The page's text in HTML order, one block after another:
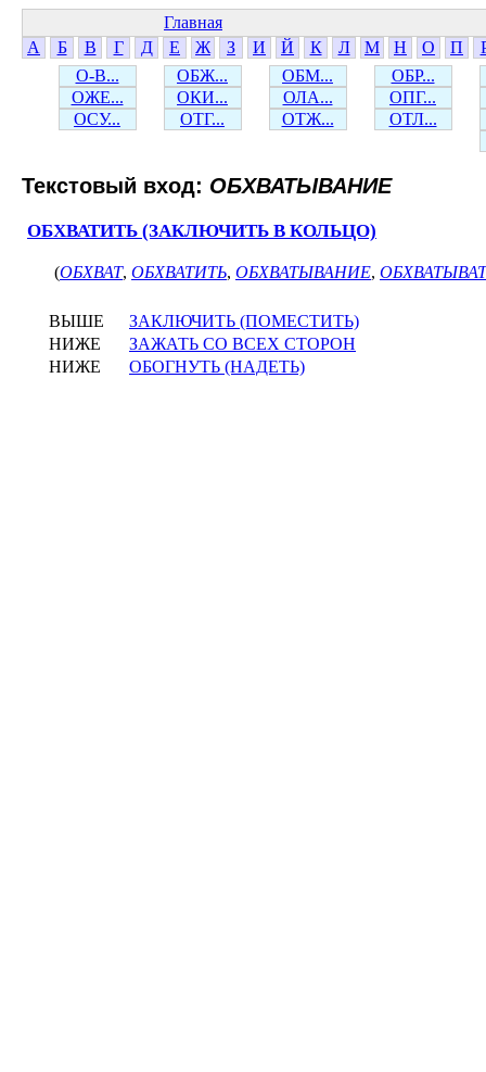
Главная
А
Б В Г Д Е Ж З И Й К Л М Н О П
О-В...
ОБЖ... ОБМ...
ОБР...
ОЖЕ...
ОКИ... ОЛА...
ОПГ...
ОСУ...
ОТГ... ОТЖ... ОТЛ...
Текстовый вход: ОБХВАТЫВАНИЕ
ОБХВАТИТЬ (ЗАКЛЮЧИТЬ В КОЛЬЦО)
(ОБХВАТ, ОБХВАТИТЬ, ОБХВАТЫВАНИЕ,
ВЫШЕ
ЗАКЛЮЧИТЬ (ПОМЕСТИТЬ)
НИЖЕ
ЗАЖАТЬ СО ВСЕХ СТОРОН
НИЖЕ
ОБОГНУТЬ (НАДЕТЬ)